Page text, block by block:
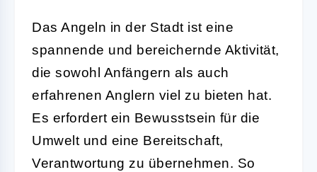
Das Angeln in der Stadt ist eine
spannende und bereichernde Aktivität,
die sowohl Anfängern als auch
erfahrenen Anglern viel zu bieten hat.
Es erfordert ein Bewusstsein für die
Umwelt und eine Bereitschaft,
Verantwortung zu übernehmen. So